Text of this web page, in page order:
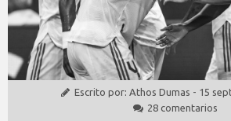
Escrito por: Athos Dumas - 15
28 comentarios